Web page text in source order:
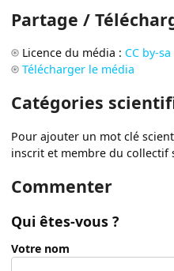
Partage /
Licence du média : CC by-sa
Télécharger le média
Catégories
Pour ajouter un mot clé
inscrit et membre du collectif
Commenter
Qui êtes-vous ?
Votre nom